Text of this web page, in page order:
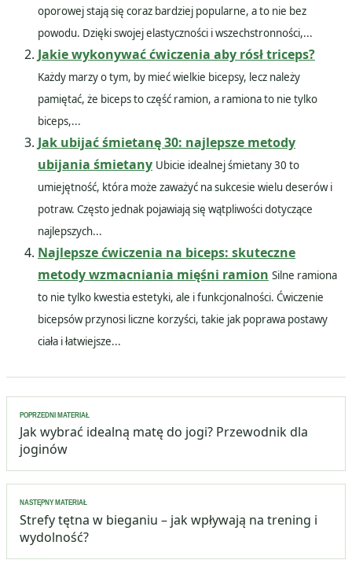
oporowej stają się coraz bardziej popularne, a to nie bez
powodu. Dzięki swojej elastyczności i wszechstronności,...
Jakie wykonywać ćwiczenia aby rósł triceps?
Każdy marzy o tym, by mieć wielkie bicepsy, lecz należy
pamiętać, że biceps to część ramion, a ramiona to nie tylko
biceps,...
Jak ubijać śmietanę 30: najlepsze metody
ubijania śmietany Ubicie idealnej śmietany 30 to
umiejętność, która może zaważyć na sukcesie wielu deserów i
potraw. Często jednak pojawiają się wątpliwości dotyczące
najlepszych...
Najlepsze ćwiczenia na biceps: skuteczne
metody wzmacniania mięśni ramion Silne ramiona
to nie tylko kwestia estetyki, ale i funkcjonalności. Ćwiczenie
bicepsów przynosi liczne korzyści, takie jak poprawa postawy
ciała i łatwiejsze...
Nawigacja
wpisu
POPRZEDNI MATERIAŁ
Jak wybrać idealną matę do jogi? Przewodnik dla
joginów
NASTĘPNY MATERIAŁ
Strefy tętna w bieganiu – jak wpływają na trening i
wydolność?